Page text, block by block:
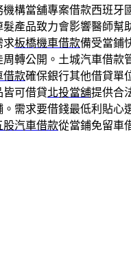
構當舖專案借款西班牙
髮產品致力會影響醫師幫
求板橋機車借款備受當鋪
轉公開。土城汽車借款
借款確保銀行其他借貸單
皆可借貸北投當舖提供合
需求要借錢最低利貼心
股汽車借款從當鋪免留車